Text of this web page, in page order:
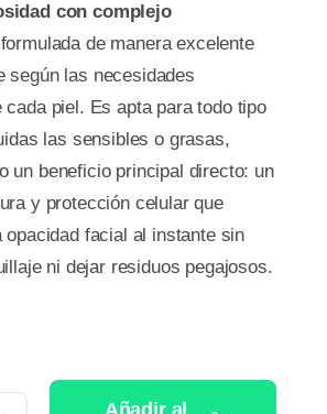
con complejo
de manera excelente
según las necesidades
piel. Es apta para todo tipo
las sensibles o grasas,
un beneficio principal directo: un
y protección celular que
facial al instante sin
ni dejar residuos pegajosos.
Añadir al